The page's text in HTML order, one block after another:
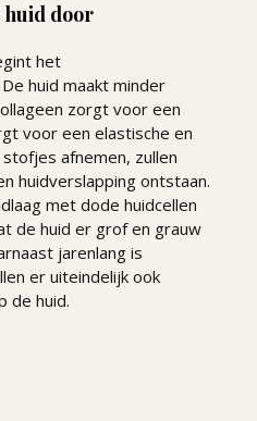
huid door
het
huid maakt minder
zorgt voor een
voor een elastische en
afnemen, zullen
huidverslapping ontstaan.
met dode huidcellen
de huid er grof en grauw
jarenlang is
er uiteindelijk ook
de huid.